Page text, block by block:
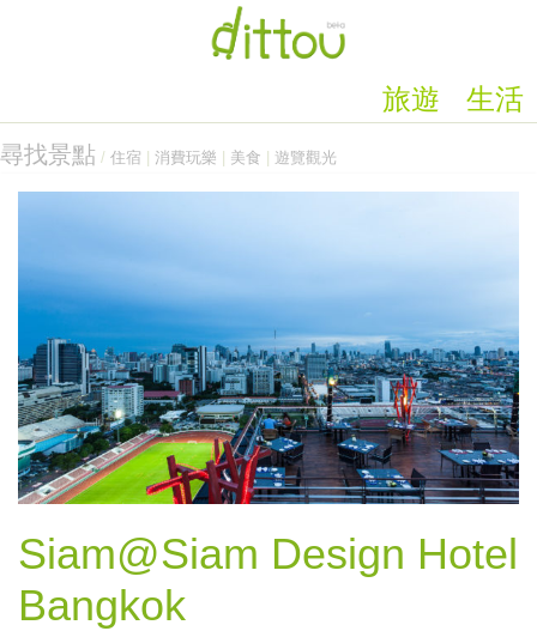
生活
旅遊
尋找景點 / 住宿 消費玩樂 美食 遊覽觀光
Siam@Siam Design Hotel
Bangkok